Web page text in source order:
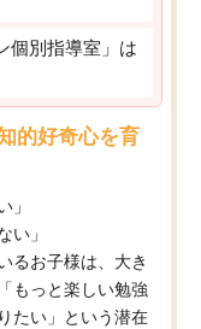
個別指導室」は
的好奇心を育
」
い」
るお子様は、大き
もっと楽しい勉強
たい」という潜在